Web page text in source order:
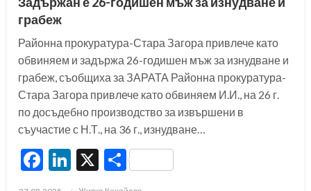
грабеж
Районна прокуратура-Стара Загора привлече като
обвиняем и задържа 26-годишен мъж за изнудване и
грабеж, съобщиха за ЗАРАТА Районна прокуратура-
Стара Загора привлече като обвиняем И.И., на 26 г.
по досъдебно производство за извършени в
съучастие с Н.Т., на 36 г., изнудване…
Facebook
LinkedIn
X Share